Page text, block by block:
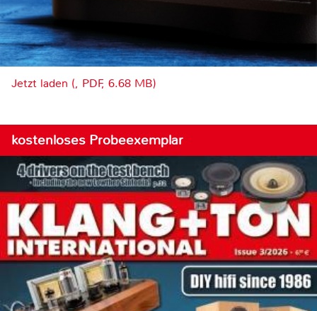
Jetzt laden (, PDF, 6.68 MB)
kostenloses Probeexemplar